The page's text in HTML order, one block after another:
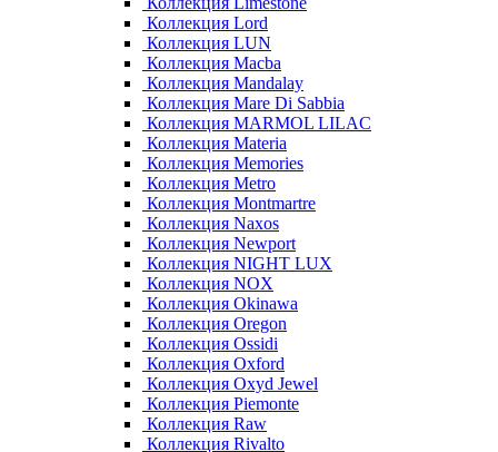
Коллекция Lord
Коллекция LUN
Коллекция Macba
Коллекция Mandalay
Коллекция Mare Di Sabbia
Коллекция MARMOL LILAC
Коллекция Materia
Коллекция Memories
Коллекция Metro
Коллекция Montmartre
Коллекция Naxos
Коллекция Newport
Коллекция NIGHT LUX
Коллекция NOX
Коллекция Okinawa
Коллекция Oregon
Коллекция Ossidi
Коллекция Oxford
Коллекция Oxyd Jewel
Коллекция Piemonte
Коллекция Raw
Коллекция Rivalto